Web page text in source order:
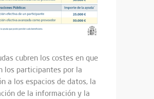
cubren los costes en que
los participantes por la
a los espacios de datos, la
de la información y la